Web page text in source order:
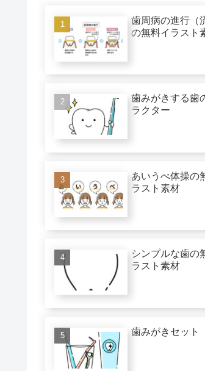
歯周病の進行（
の無料イラスト
歯みがきする歯
ラクター
あいうべ体操の
ラスト素材
シンプルな歯の
ラスト素材
歯みがきセット